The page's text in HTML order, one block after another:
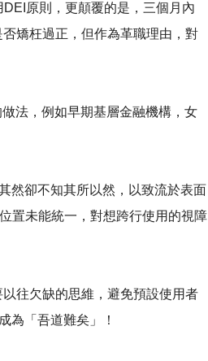
原則，更顛覆的是，三個月內
矯枉過正，但作為革職理由，對
法，例如早期基層金融機構，女
然卻不知其所以然，以致流於表面
置未能統一，對想跨行使用的視障
往欠缺的思維，避免預設使用者
為「吾道難矣」！